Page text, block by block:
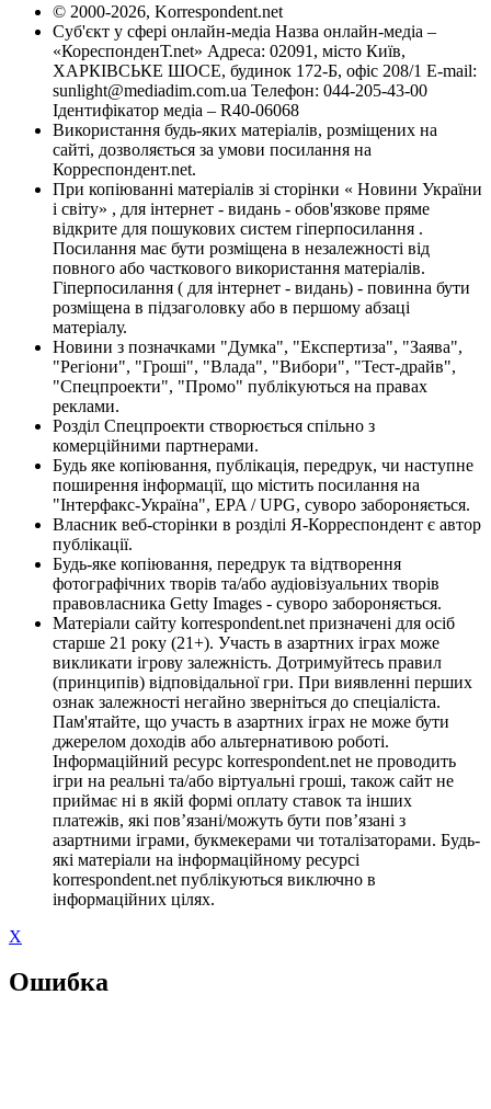
© 2000-2026, Korrespondent.net
Суб'єкт у сфері онлайн-медіа Назва онлайн-медіа –
«КореспонденТ.net» Адреса: 02091, місто Київ,
ХАРКІВСЬКЕ ШОСЕ, будинок 172-Б, офіс 208/1 E-mail:
sunlight@mediadim.com.ua Телефон: 044-205-43-00
Ідентифікатор медіа – R40-06068
Використання будь-яких матеріалів, розміщених на
сайті, дозволяється за умови посилання на
Корреспондент.net.
При копіюванні матеріалів зі сторінки « Новини України
і світу» , для інтернет - видань - обов'язкове пряме
відкрите для пошукових систем гіперпосилання .
Посилання має бути розміщена в незалежності від
повного або часткового використання матеріалів.
Гіперпосилання ( для інтернет - видань) - повинна бути
розміщена в підзаголовку або в першому абзаці
матеріалу.
Новини з позначками "Думка", "Експертиза", "Заява",
"Регіони", "Гроші", "Влада", "Вибори", "Тест-драйв",
"Спецпроекти", "Промо" публікуються на правах
реклами.
Розділ Спецпроекти створюється спільно з
комерційними партнерами.
Будь яке копіювання, публікація, передрук, чи наступне
поширення інформації, що містить посилання на
"Інтерфакс-Україна", EPA / UPG, суворо забороняється.
Власник веб-сторінки в розділі Я-Корреспондент є автор
публікації.
Будь-яке копіювання, передрук та відтворення
фотографічних творів та/або аудіовізуальних творів
правовласника Getty Images - суворо забороняється.
Матеріали сайту korrespondent.net призначені для осіб
старше 21 року (21+). Участь в азартних іграх може
викликати ігрову залежність. Дотримуйтесь правил
(принципів) відповідальної гри. При виявленні перших
ознак залежності негайно зверніться до спеціаліста.
Пам'ятайте, що участь в азартних іграх не може бути
джерелом доходів або альтернативою роботі.
Інформаційний ресурс korrespondent.net не проводить
ігри на реальні та/або віртуальні гроші, також сайт не
приймає ні в якій формі оплату ставок та інших
платежів, які пов’язані/можуть бути пов’язані з
азартними іграми, букмекерами чи тоталізаторами. Будь-
які матеріали на інформаційному ресурсі
korrespondent.net публікуються виключно в
інформаційних цілях.
X
Ошибка